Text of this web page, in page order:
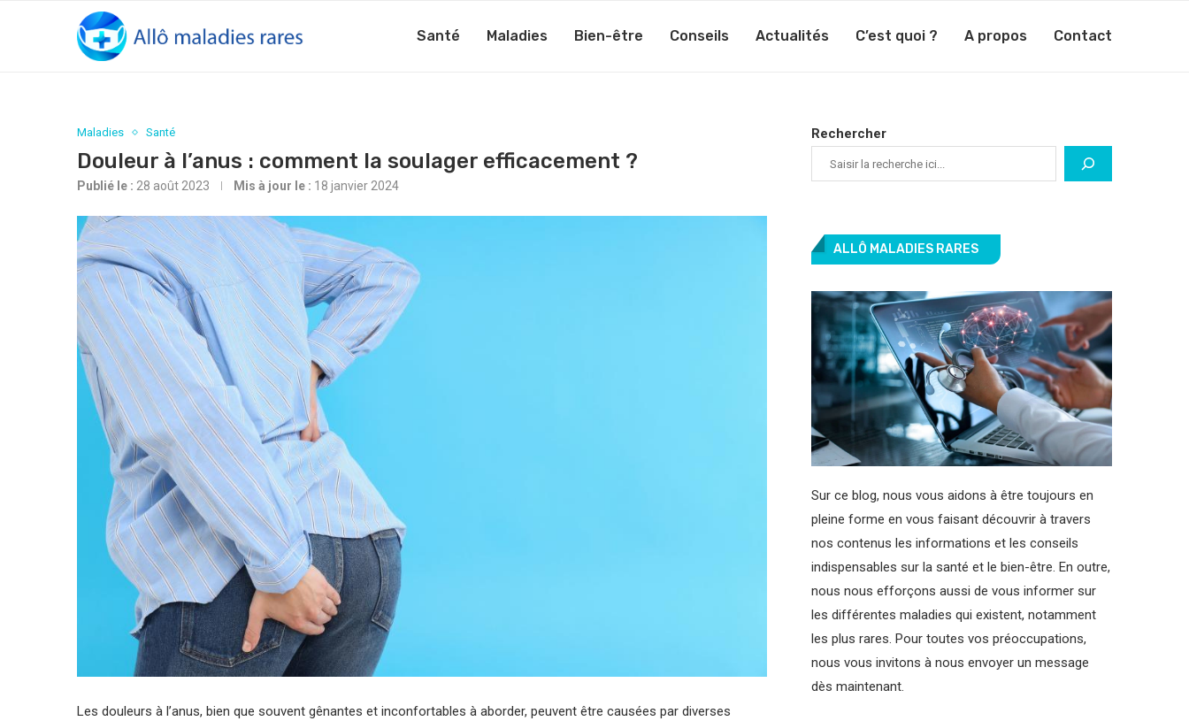
Santé Maladies Bien-être Conseils Actualités C’est quoi ? A propos Contact
Maladies Santé
Douleur à l’anus : comment la soulager efficacement ?
Publié le : 28 août 2023 Mis à jour le : 18 janvier 2024
Les douleurs à l’anus, bien que souvent gênantes et inconfortables à aborder, peuvent être causées par diverses
Rechercher
ALLÔ MALADIES RARES
Sur ce blog, nous vous aidons à être toujours en
pleine forme en vous faisant découvrir à travers
nos contenus les informations et les conseils
indispensables sur la santé et le bien-être. En outre,
nous nous efforçons aussi de vous informer sur
les différentes maladies qui existent, notamment
les plus rares. Pour toutes vos préoccupations,
nous vous invitons à nous envoyer un message
dès maintenant.